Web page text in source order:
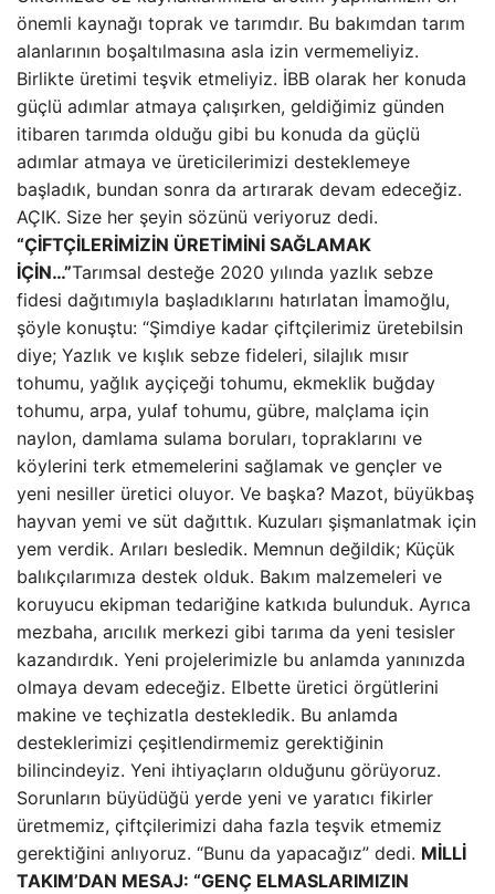
önemli kaynağı toprak ve tarımdır. Bu bakımdan tarım
alanlarının boşaltılmasına asla izin vermemeliyiz.
Birlikte üretimi teşvik etmeliyiz. İBB olarak her konuda
güçlü adımlar atmaya çalışırken, geldiğimiz günden
itibaren tarımda olduğu gibi bu konuda da güçlü
adımlar atmaya ve üreticilerimizi desteklemeye
başladık, bundan sonra da artırarak devam edeceğiz.
AÇIK. Size her şeyin sözünü veriyoruz dedi.
“ÇİFTÇİLERİMİZİN ÜRETİMİNİ SAĞLAMAK
İÇİN…”Tarımsal desteğe 2020 yılında yazlık sebze
fidesi dağıtımıyla başladıklarını hatırlatan İmamoğlu,
şöyle konuştu: “Şimdiye kadar çiftçilerimiz üretebilsin
diye; Yazlık ve kışlık sebze fideleri, silajlık mısır
tohumu, yağlık ayçiçeği tohumu, ekmeklik buğday
tohumu, arpa, yulaf tohumu, gübre, malçlama için
naylon, damlama sulama boruları, topraklarını ve
köylerini terk etmemelerini sağlamak ve gençler ve
yeni nesiller üretici oluyor. Ve başka? Mazot, büyükbaş
hayvan yemi ve süt dağıttık. Kuzuları şişmanlatmak için
yem verdik. Arıları besledik. Memnun değildik; Küçük
balıkçılarımıza destek olduk. Bakım malzemeleri ve
koruyucu ekipman tedariğine katkıda bulunduk. Ayrıca
mezbaha, arıcılık merkezi gibi tarıma da yeni tesisler
kazandırdık. Yeni projelerimizle bu anlamda yanınızda
olmaya devam edeceğiz. Elbette üretici örgütlerini
makine ve teçhizatla destekledik. Bu anlamda
desteklerimizi çeşitlendirmemiz gerektiğinin
bilincindeyiz. Yeni ihtiyaçların olduğunu görüyoruz.
Sorunların büyüdüğü yerde yeni ve yaratıcı fikirler
üretmemiz, çiftçilerimizi daha fazla teşvik etmemiz
gerektiğini anlıyoruz. “Bunu da yapacağız” dedi. MİLLİ
TAKIM’DAN MESAJ: “GENÇ ELMASLARIMIZIN